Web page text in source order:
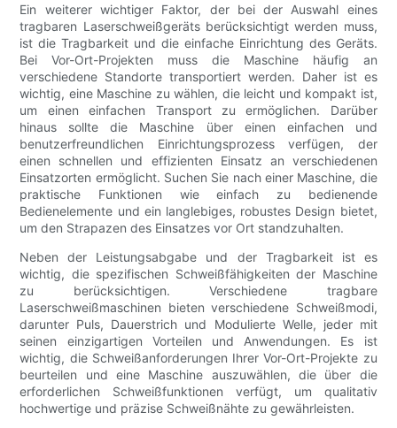
Ein weiterer wichtiger Faktor, der bei der Auswahl eines
tragbaren Laserschweißgeräts berücksichtigt werden muss,
ist die Tragbarkeit und die einfache Einrichtung des Geräts.
Bei Vor-Ort-Projekten muss die Maschine häufig an
verschiedene Standorte transportiert werden. Daher ist es
wichtig, eine Maschine zu wählen, die leicht und kompakt ist,
um einen einfachen Transport zu ermöglichen. Darüber
hinaus sollte die Maschine über einen einfachen und
benutzerfreundlichen Einrichtungsprozess verfügen, der
einen schnellen und effizienten Einsatz an verschiedenen
Einsatzorten ermöglicht. Suchen Sie nach einer Maschine, die
praktische Funktionen wie einfach zu bedienende
Bedienelemente und ein langlebiges, robustes Design bietet,
um den Strapazen des Einsatzes vor Ort standzuhalten.
Neben der Leistungsabgabe und der Tragbarkeit ist es
wichtig, die spezifischen Schweißfähigkeiten der Maschine
zu berücksichtigen. Verschiedene tragbare
Laserschweißmaschinen bieten verschiedene Schweißmodi,
darunter Puls, Dauerstrich und Modulierte Welle, jeder mit
seinen einzigartigen Vorteilen und Anwendungen. Es ist
wichtig, die Schweißanforderungen Ihrer Vor-Ort-Projekte zu
beurteilen und eine Maschine auszuwählen, die über die
erforderlichen Schweißfunktionen verfügt, um qualitativ
hochwertige und präzise Schweißnähte zu gewährleisten.